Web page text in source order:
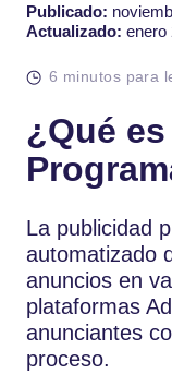
Publicado:
Actualizado: enero
6 minutos para
¿Qué
La publicidad
automatizado
anuncios en
plataformas
anunciantes
proceso.